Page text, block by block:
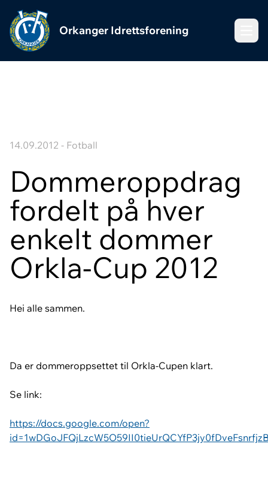
Orkanger Idrettsforening
14.09.2012 - Fotball
Dommeroppdrag
fordelt på hver
enkelt dommer
Orkla-Cup 2012
Hei alle sammen.
Da er dommeroppsettet til Orkla-Cupen klart.
Se link:
https://docs.google.com/open?